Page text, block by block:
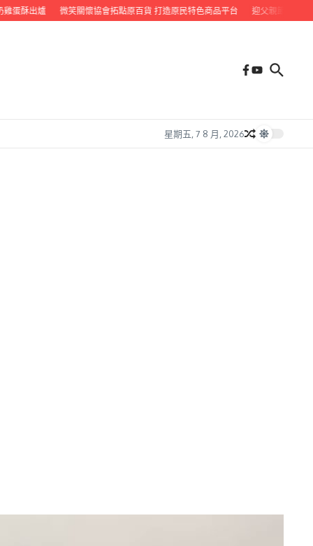
酥出爐 微笑關懷協會拓點原百貨 打造原民特色商品平台 迎父親節 九如鄉公
星期五, 7 8 月, 2026